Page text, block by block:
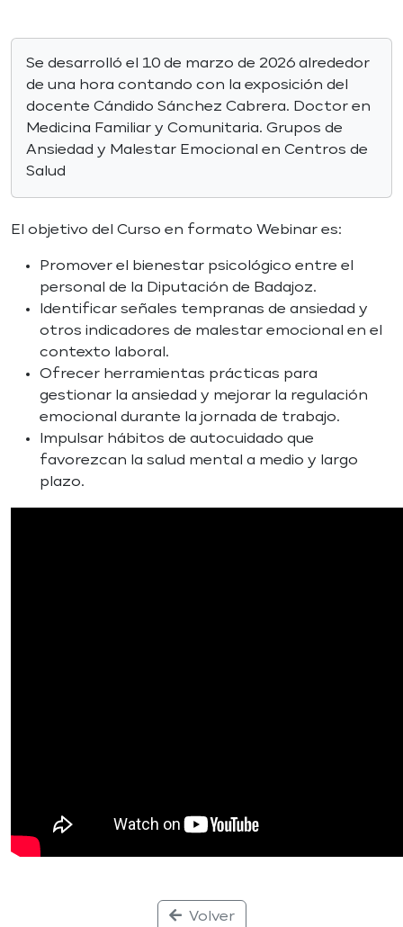
Se desarrolló el 10 de marzo de 2026 alrededor
de una hora contando con la exposición del
docente Cándido Sánchez Cabrera. Doctor en
Medicina Familiar y Comunitaria. Grupos de
Ansiedad y Malestar Emocional en Centros de
Salud
El objetivo del Curso en formato Webinar es:
Promover el bienestar psicológico entre el
personal de la Diputación de Badajoz.
Identificar señales tempranas de ansiedad y
otros indicadores de malestar emocional en el
contexto laboral.
Ofrecer herramientas prácticas para
gestionar la ansiedad y mejorar la regulación
emocional durante la jornada de trabajo.
Impulsar hábitos de autocuidado que
favorezcan la salud mental a medio y largo
plazo.
Volver